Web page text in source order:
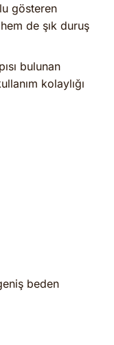
gösteren
de şık duruş
bulunan
kolaylığı
beden